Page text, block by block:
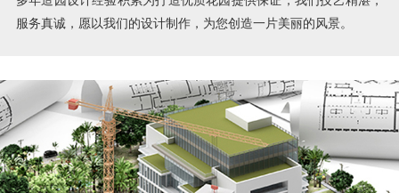
服务真诚，愿以我们的设计制作，为您创造一片美丽的风景。